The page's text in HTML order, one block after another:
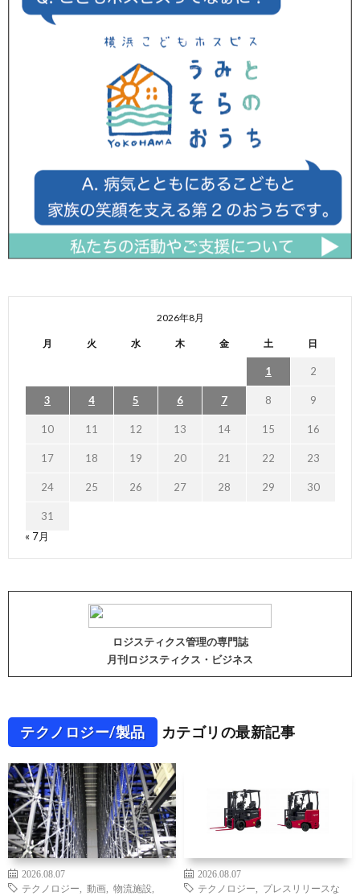
2026年8月
月 火 水 木 金 土 日
1 2
3 4 5 6 7 8 9
10 11 12 13 14 15 16
17 18 19 20 21 22 23
24 25 26 27 28 29 30
31
« 7月
ロジスティクス管理の専門誌
月刊ロジスティクス・ビジネス
テクノロジー/製品 カテゴリの最新記事
2026.08.07
テクノロジー
動画 物流施設
2026.08.07
テクノロジー
プレスリリースな